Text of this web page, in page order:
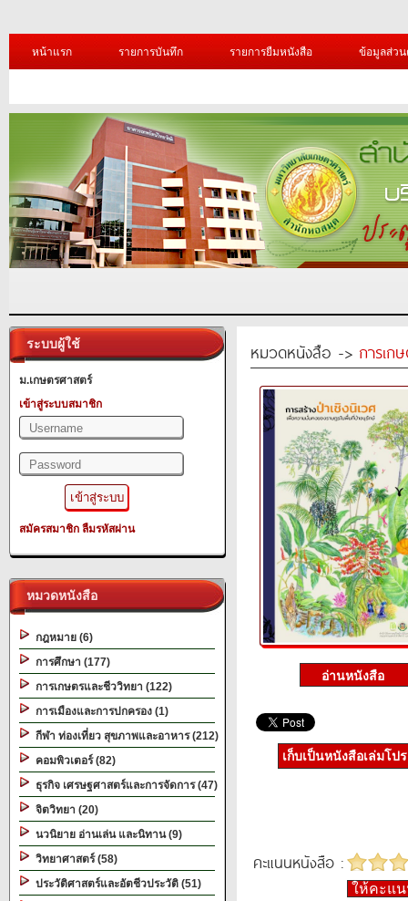
หน้าแรก รายการบันทึก รายการยืมหนังสือ ข้อมูลส่ว
ระบบผู้ใช้
ม.เกษตรศาสตร์
เข้าสู่ระบบสมาชิก
สมัครสมาชิก ลืมรหัสผ่าน
หมวดหนังสือ
กฎหมาย (6)
การศึกษา (177)
การเกษตรและชีววิทยา (122)
การเมืองและการปกครอง (1)
กีฬา ท่องเที่ยว สุขภาพและอาหาร (212)
คอมพิวเตอร์ (82)
ธุรกิจ เศรษฐศาสตร์และการจัดการ (47)
จิตวิทยา (20)
นวนิยาย อ่านเล่น และนิทาน (9)
วิทยาศาสตร์ (58)
ประวัติศาสตร์และอัตชีวประวัติ (51)
หมวดหนังสือ -> การเก
เก็บเป็นหนังสือเล่มโป
คะแนนหนังสือ :
ให้คะแ